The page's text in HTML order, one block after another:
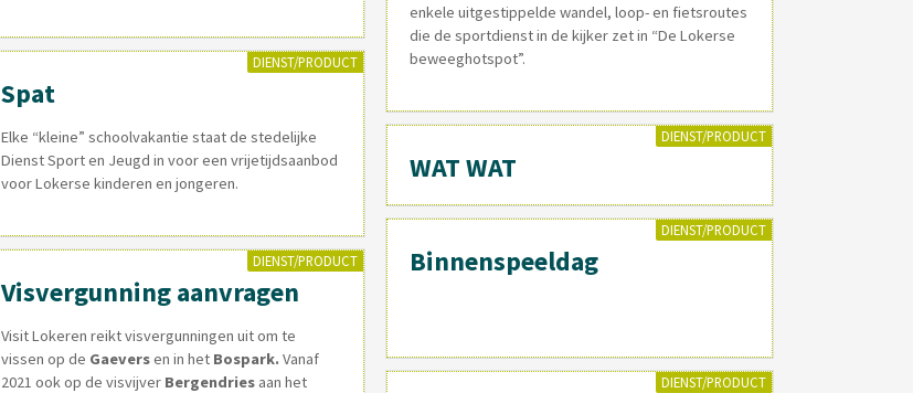
DIENST/PRODUCT
Spat
Elke “kleine” schoolvakantie staat de stedelijke
Dienst Sport en Jeugd in voor een vrijetijdsaanbod
voor Lokerse kinderen en jongeren.
DIENST/PRODUCT
Visvergunning aanvragen
Visit Lokeren reikt visvergunningen uit om te
vissen op de Gaeversen in het Bospark. Vanaf
2021 ook op de visvijver Bergendries aan het
enkele uitgestippelde wandel, loop- en fietsroutes
die de sportdienst in de kijker zet in “De Lokerse
beweeghotspot”.
DIENST/PRODUCT
WAT WAT
DIENST/PRODUCT
Binnenspeeldag
DIENST/PRODUCT